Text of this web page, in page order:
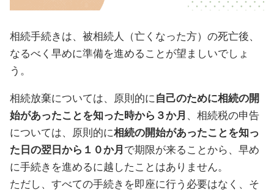
相続手続きは、被相続人（亡くなった方）の死亡後、
なるべく早めに準備を進めることが望ましいでしょ
う。
相続放棄については、原則的に自己のために相続の開
始があったことを知った時から３か月 、相続税の申告
については、原則的に相続の開始があったことを知っ
た日の翌日から１０か月 で期限が来ることから、早め
に手続きを進めるに越したことはありません。
ただし、すべての手続きを即座に行う必要はなく、そ